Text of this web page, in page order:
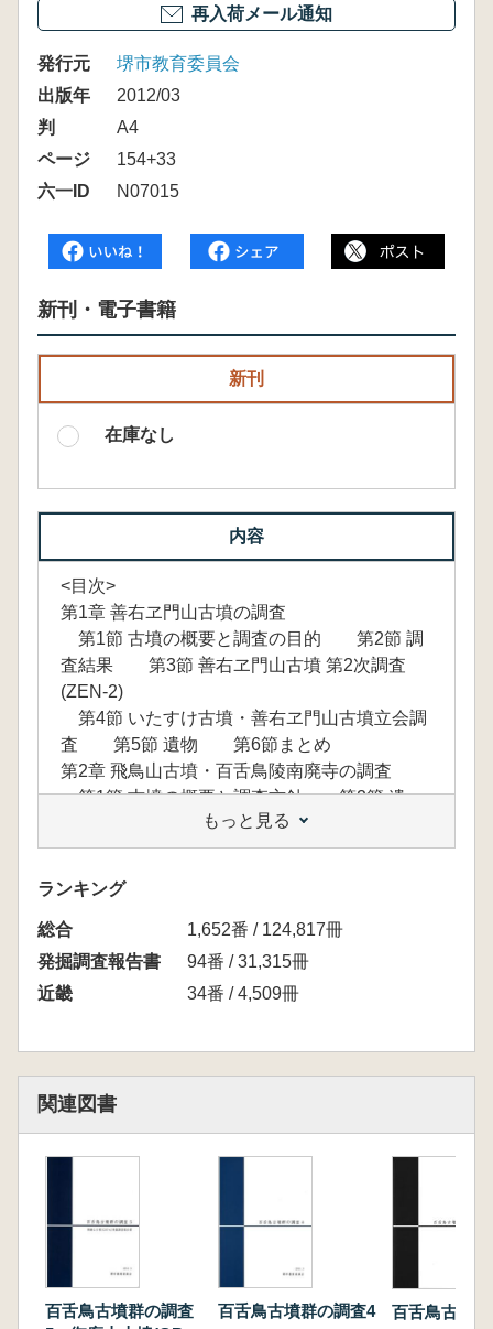
再入荷メール通知
発行元
堺市教育委員会
出版年
2012/03
判
A4
ページ
154+33
六一ID
N07015
新刊・電子書籍
新刊
在庫なし
内容
<目次>
第1章 善右ヱ門山古墳の調査
第1節 古墳の概要と調査の目的 第2節 調
査結果 第3節 善右ヱ門山古墳 第2次調査
(ZEN-2)
第4節 いたすけ古墳・善右ヱ門山古墳立会調
査 第5節 遺物 第6節まとめ
第2章 飛鳥山古墳・百舌鳥陵南廃寺の調査
第1節 古墳の概要と調査方針 第2節 遺
構 第3節 遺物 第4節 まとめ
第3章 寺山南山古墳の地中レーダ探査
第1節 調査に至った経緯 第2節 既往の調
査結果の概要 第3節 調査方針
第4節 地中レーダ探査の概要 第5節 地中
レーダ探査の測線配置 第6節 地中レーダ探
査の結果
第4章 寺山南山古墳の調査
第2次調査成果 第6節まとめ
第1節 調査成果のまとめ 第2節 百舌鳥・
古市古墳群における陪塚研究
もっと見る
ランキング
総合
1,652番 / 124,817冊
発掘調査報告書
94番 / 31,315冊
近畿
34番 / 4,509冊
関連図書
百舌鳥古墳群の調査
百舌鳥古墳群の調査4 百舌鳥古墳